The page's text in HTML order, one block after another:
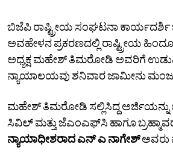
ಬಿಜೆಪಿ ರಾಷ್ಟ್ರೀಯ ಸಂಘಟನಾ
ಅವಹೇಳನ ಪ್ರಕರಣದಲ್ಲಿ ರಾಷ್ಟ್ರೀಯ
ಅಧ್ಯಕ್ಷ ಮಹೇಶ್‌ ತಿಮರೋಡಿ ಅವರಿಗೆ
ನ್ಯಾಯಾಲಯವು ಶನಿವಾರ ಜಾಮೀನು
ಮಹೇಶ್‌ ತಿಮರೋಡಿ ಸಲ್ಲಿಸಿದ್ದ
ಸಿವಿಲ್‌ ಮತ್ತು ಜೆಎಂಎಫ್‌ಸಿ ಹಾಗೂ
ನ್ಯಾಯಾಧೀಶರಾದ ಎನ್‌ ಎ ನಾಗೇಶ್‌ಅವರು